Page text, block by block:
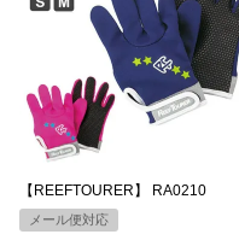
【REEFTOURER】 RA0210
メール便対応